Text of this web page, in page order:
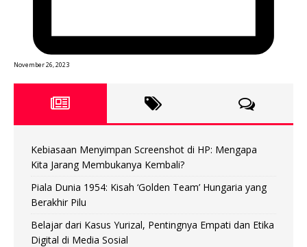
November 26, 2023
Kebiasaan Menyimpan Screenshot di HP: Mengapa
Kita Jarang Membukanya Kembali?
Piala Dunia 1954: Kisah ‘Golden Team’ Hungaria yang
Berakhir Pilu
Belajar dari Kasus Yurizal, Pentingnya Empati dan Etika
Digital di Media Sosial